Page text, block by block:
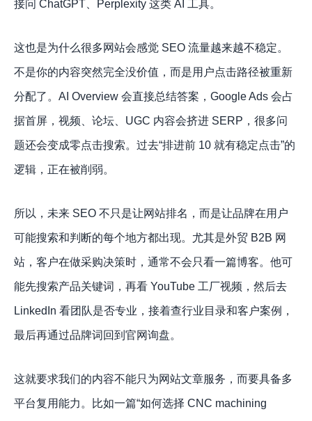
接问 ChatGPT、Perplexity 这类 AI 工具。
这也是为什么很多网站会感觉 SEO 流量越来越不稳定。
不是你的内容突然完全没价值，而是用户点击路径被重新
分配了。AI Overview 会直接总结答案，Google Ads 会占
据首屏，视频、论坛、UGC 内容会挤进 SERP，很多问
题还会变成零点击搜索。过去“排进前 10 就有稳定点击”的
逻辑，正在被削弱。
所以，未来 SEO 不只是让网站排名，而是让品牌在用户
可能搜索和判断的每个地方都出现。尤其是外贸 B2B 网
站，客户在做采购决策时，通常不会只看一篇博客。他可
能先搜索产品关键词，再看 YouTube 工厂视频，然后去
LinkedIn 看团队是否专业，接着查行业目录和客户案例，
最后再通过品牌词回到官网询盘。
这就要求我们的内容不能只为网站文章服务，而要具备多
平台复用能力。比如一篇“如何选择 CNC machining